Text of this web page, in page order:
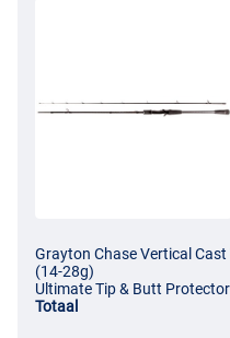
Grayton Chase Vertical
(14-28g)
Ultimate Tip & Butt
Totaal